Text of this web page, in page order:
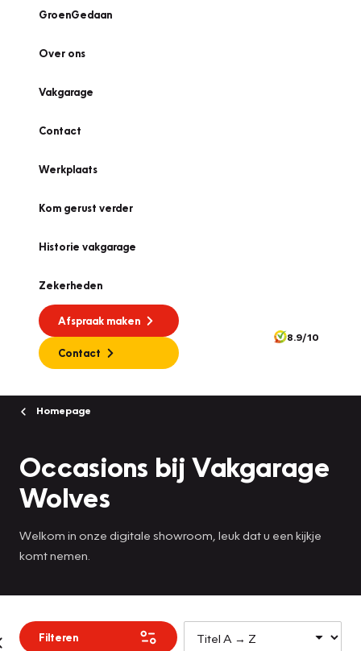
GroenGedaan
Over ons
Vakgarage
Contact
Werkplaats
Kom gerust verder
Historie vakgarage
Zekerheden
Afspraak maken
Contact
8.9/10
Homepage
Occasions bij Vakgarage
Wolves
Welkom in onze digitale showroom, leuk dat u een kijkje
komt nemen.
Filteren